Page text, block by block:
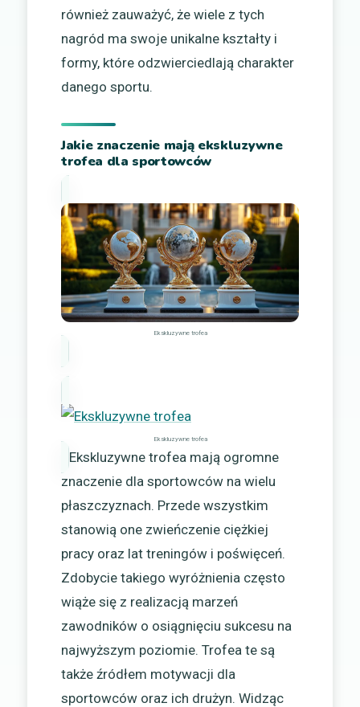
również zauważyć, że wiele z tych
nagród ma swoje unikalne kształty i
formy, które odzwierciedlają charakter
danego sportu.
Jakie znaczenie mają ekskluzywne
trofea dla sportowców
Ekskluzywne trofea
Ekskluzywne trofea
Ekskluzywne trofea mają ogromne
znaczenie dla sportowców na wielu
płaszczyznach. Przede wszystkim
stanowią one zwieńczenie ciężkiej
pracy oraz lat treningów i poświęceń.
Zdobycie takiego wyróżnienia często
wiąże się z realizacją marzeń
zawodników o osiągnięciu sukcesu na
najwyższym poziomie. Trofea te są
także źródłem motywacji dla
sportowców oraz ich drużyn. Widząc